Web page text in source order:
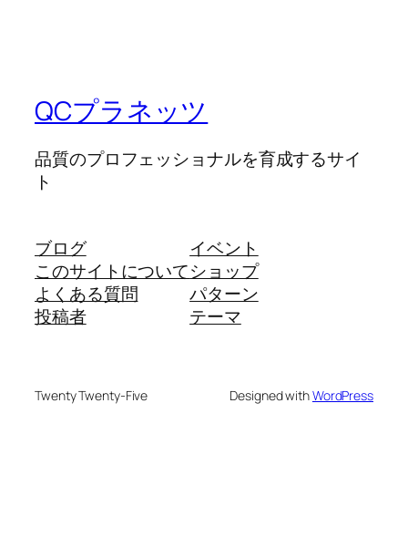
QCプラネッツ
品質のプロフェッショナルを育成するサイ
ト
ブログ
このサイトについて
よくある質問
投稿者
イベント
ショップ
パターン
テーマ
Twenty Twenty-Five Designed withWordPress